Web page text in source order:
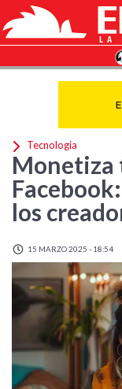
Tecnologia
Monetiza
los
15 MARZO 2025 - 18:54